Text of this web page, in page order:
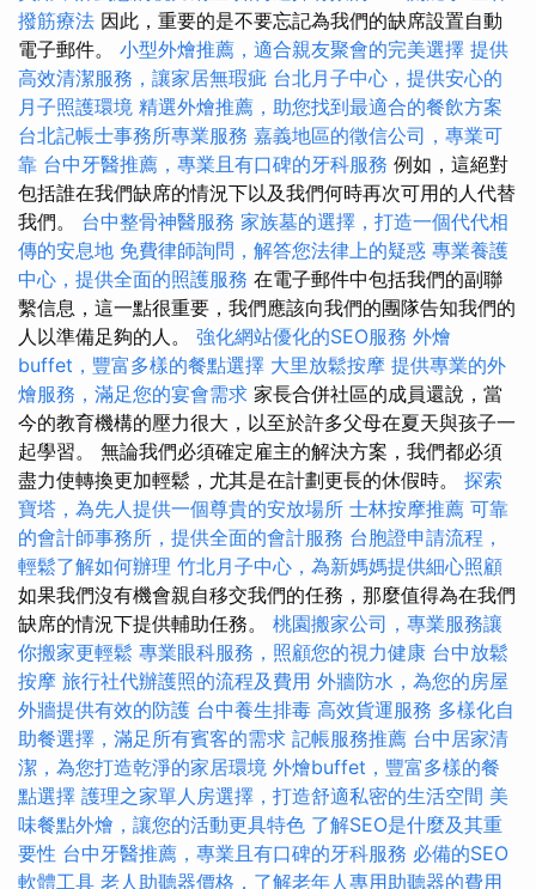
撥筋療法 因此，重要的是不要忘記為我們的缺席設置自動
電子郵件。 小型外燴推薦，適合親友聚會的完美選擇 提供
高效清潔服務，讓家居無瑕疵 台北月子中心，提供安心的
月子照護環境 精選外燴推薦，助您找到最適合的餐飲方案
台北記帳士事務所專業服務 嘉義地區的徵信公司，專業可
靠 台中牙醫推薦，專業且有口碑的牙科服務 例如，這絕對
包括誰在我們缺席的情況下以及我們何時再次可用的人代替
我們。 台中整骨神醫服務 家族墓的選擇，打造一個代代相
傳的安息地 免費律師詢問，解答您法律上的疑惑 專業養護
中心，提供全面的照護服務 在電子郵件中包括我們的副聯
繫信息，這一點很重要，我們應該向我們的團隊告知我們的
人以準備足夠的人。 強化網站優化的SEO服務 外燴
buffet，豐富多樣的餐點選擇 大里放鬆按摩 提供專業的外
燴服務，滿足您的宴會需求 家長合併社區的成員還說，當
今的教育機構的壓力很大，以至於許多父母在夏天與孩子一
起學習。 無論我們必須確定雇主的解決方案，我們都必須
盡力使轉換更加輕鬆，尤其是在計劃更長的休假時。 探索
寶塔，為先人提供一個尊貴的安放場所 士林按摩推薦 可靠
的會計師事務所，提供全面的會計服務 台胞證申請流程，
輕鬆了解如何辦理 竹北月子中心，為新媽媽提供細心照顧
如果我們沒有機會親自移交我們的任務，那麼值得為在我們
缺席的情況下提供輔助任務。 桃園搬家公司，專業服務讓
你搬家更輕鬆 專業眼科服務，照顧您的視力健康 台中放鬆
按摩 旅行社代辦護照的流程及費用 外牆防水，為您的房屋
外牆提供有效的防護 台中養生排毒 高效貨運服務 多樣化自
助餐選擇，滿足所有賓客的需求 記帳服務推薦 台中居家清
潔，為您打造乾淨的家居環境 外燴buffet，豐富多樣的餐
點選擇 護理之家單人房選擇，打造舒適私密的生活空間 美
味餐點外燴，讓您的活動更具特色 了解SEO是什麼及其重
要性 台中牙醫推薦，專業且有口碑的牙科服務 必備的SEO
軟體工具 老人助聽器價格，了解老年人專用助聽器的費用